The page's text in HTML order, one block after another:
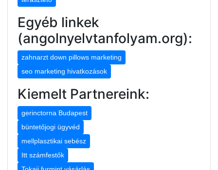
Egyéb linkek
(angolnyelvtanfolyam.org):
zahnarzt down pillows marketing
seo marketing hivatkozások
Kiemelt Partnereink:
gerinctorna Budapest
büntetőjogi ügyvéd
mellplasztikai sebész
Itt számfestők